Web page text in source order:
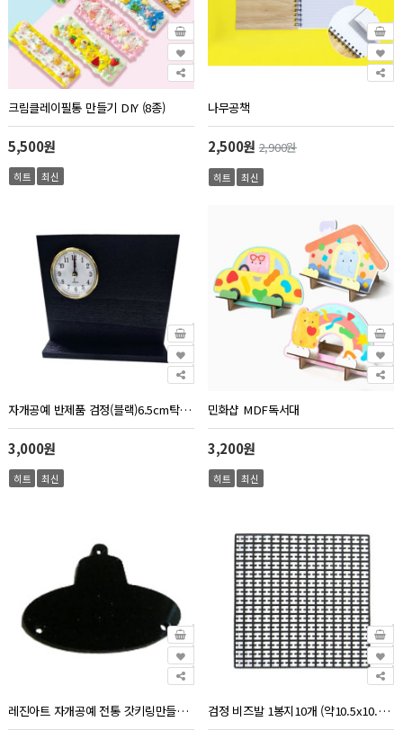
크림클레이필통 만들기 DIY (8종)
5,500원
히트 최신
나무공책
2,500원2,900원
히트 최신
자개공예 반제품 검정(블랙)6.5cm탁상시계
3,000원
히트 최신
민화샵 MDF독서대
3,200원
히트 최신
레진아트 자개공예 전통 갓키링만들기 검정아크릴 저승사자모자(구멍2개) 검정 비즈발 1봉지10개 (약10.5x10.5cm)